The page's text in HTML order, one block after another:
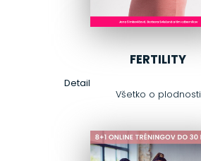
FERTILITY
Všetko o plodnosti
Detail